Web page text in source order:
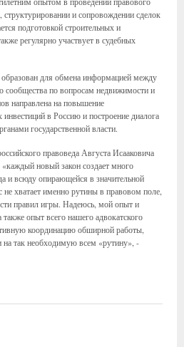
и сопровождении сделок
подготовкой строительных и
регулярно участвует в судебных
для обмена информацией между
сообщества по вопросам недвижимости и
направлена на повышение
инвестиций в Россию и построение диалога
государственной власти.
правоведа Августа Исааковича
новый закон создает много
и всюду опирающейся в значительной
не хватает именно рутины в правовом поле,
правил игры. Надеюсь, мой опыт и
опыт всего нашего адвокатского
координацию обширной работы,
на так необходимую всем «рутину», -